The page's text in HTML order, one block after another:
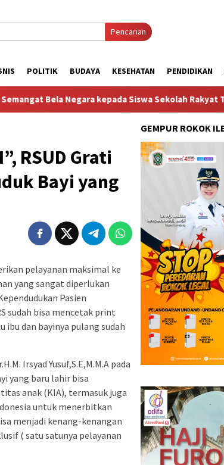
Pencarian
POLITIK BUDAYA KESEHATAN PENDIDIKAN
kepada Siswa Sekolah Rakyat Terintegrasi 74
RSUD Grati
Bayi yang
pelayanan maksimal ke
yang sangat diperlukan
Pasien
sudah bisa mencetak print
ibu dan bayinya pulang sudah
Irsyad Yusuf,S.E,M.M.A pada
yang baru lahir bisa
anak (KIA), termasuk juga
untuk menerbitkan
menjadi kenang-kenangan
( satu satunya pelayanan
GEMPUR ROKOK